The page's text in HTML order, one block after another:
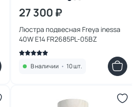
27 300 ₽
Люстра подвесная Freya inessa
40W E14 FR2685PL-05BZ
В наличии • 10 шт.